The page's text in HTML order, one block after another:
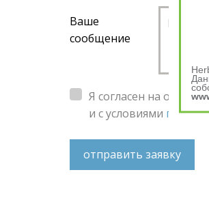
Ваше
сообщение
Я согласен на
и с условиями
отправить заявку